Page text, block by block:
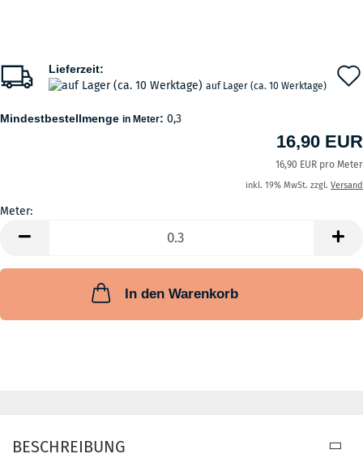
Lieferzeit:
auf Lager (ca. 10 Werktage)
Mindestbestellmenge in Meter: 0,3
16,90 EUR
16,90 EUR pro Meter
inkl. 19% MwSt. zzgl. Versand
Meter:
In den Warenkorb
BESCHREIBUNG